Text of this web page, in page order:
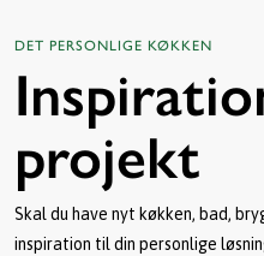
DET PERSONLIGE KØKKEN
projekt
Skal du have nyt køkken, bad,
inspiration til din personlige